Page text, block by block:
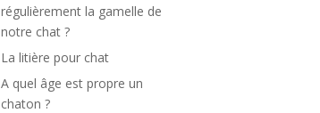
régulièrement la gamelle de
notre chat ?
La litière pour chat
A quel âge est propre un
chaton ?